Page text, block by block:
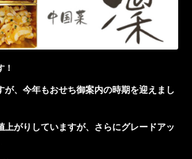
！
、 今年もおせち御案内の時期を迎えまし
上がりしていますが、さらにグレードアッ